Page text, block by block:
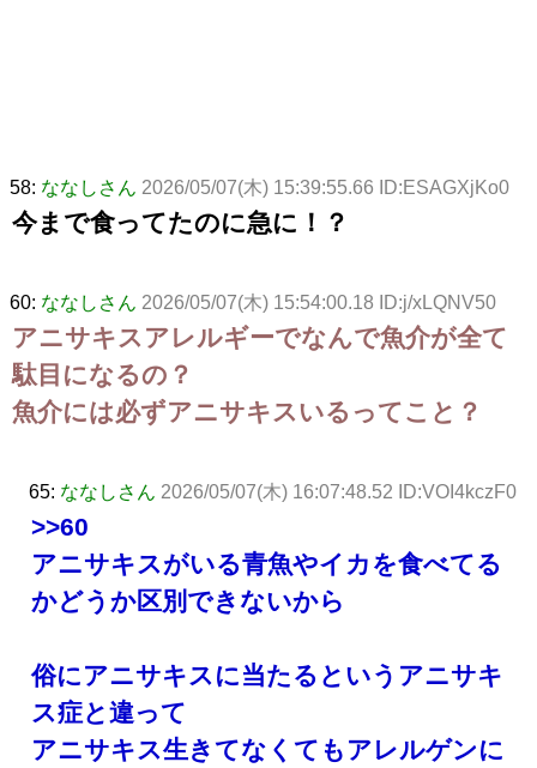
58: ななしさん 2026/05/07(木) 15:39:55.66 ID:ESAGXjKo0
今まで食ってたのに急に！？
60: ななしさん 2026/05/07(木) 15:54:00.18 ID:j/xLQNV50
アニサキスアレルギーでなんで魚介が全て
駄目になるの？
魚介には必ずアニサキスいるってこと？
65: ななしさん 2026/05/07(木) 16:07:48.52 ID:VOI4kczF0
>>60
アニサキスがいる青魚やイカを食べてる
かどうか区別できないから
俗にアニサキスに当たるというアニサキ
ス症と違って
アニサキス生きてなくてもアレルゲンに